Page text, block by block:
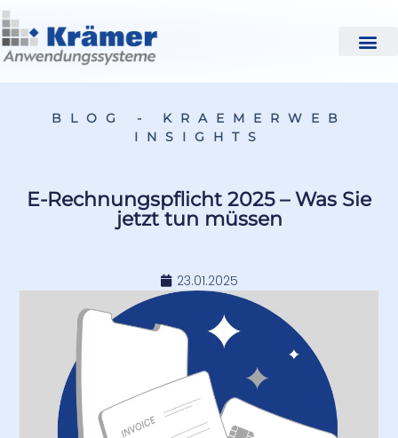
BLOG - KRAEMERWEB
INSIGHTS
E-Rechnungspflicht 2025 – Was Sie
jetzt tun müssen
23.01.2025